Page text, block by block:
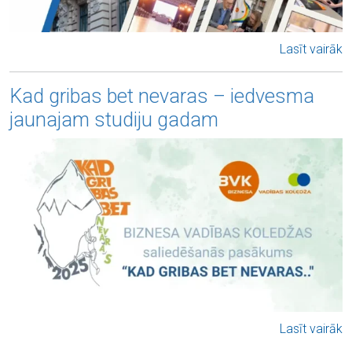
Lasīt vairāk
Kad gribas bet nevaras – iedvesma
jaunajam studiju gadam
Lasīt vairāk